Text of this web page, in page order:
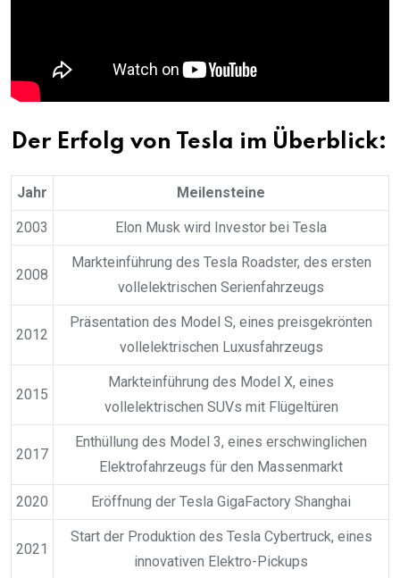
Der Erfolg von Tesla im Überblick:
Jahr Meilensteine
2003 Elon Musk wird Investor bei Tesla
2008
Markteinführung des Tesla Roadster, des ersten
vollelektrischen Serienfahrzeugs
2012
Präsentation des Model S, eines preisgekrönten
vollelektrischen Luxusfahrzeugs
2015
Markteinführung des Model X, eines
vollelektrischen SUVs mit Flügeltüren
2017
Enthüllung des Model 3, eines erschwinglichen
Elektrofahrzeugs für den Massenmarkt
2020 Eröffnung der Tesla GigaFactory Shanghai
2021
Start der Produktion des Tesla Cybertruck, eines
innovativen Elektro-Pickups